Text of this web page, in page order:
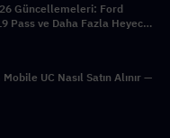
Güncellemeleri: Ford
Pass ve Daha Fazla Heyecan
UC Nasıl Satın Alınır —